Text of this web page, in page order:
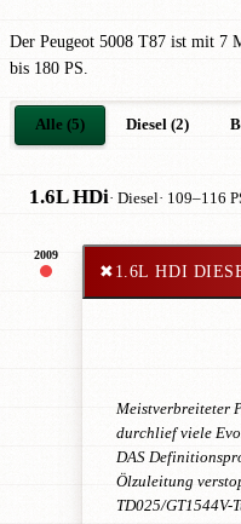
Der Peugeot 5008 T87 ist mit 7
bis 180 PS.
Alle (5) Diesel (2)
1.6L HDi· Diesel· 109–116
2009
✖1.6L HDI
Meistverbreiteter
durchlief viele
DAS
Ölzuleitung
TD025/GT1544V-